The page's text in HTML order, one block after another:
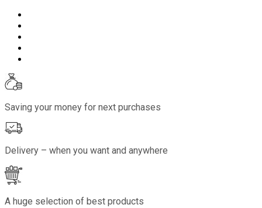
Saving your money for next purchases
Delivery – when you want and anywhere
A huge selection of best products